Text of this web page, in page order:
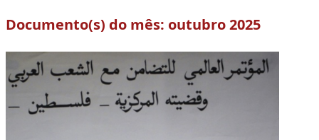
Documento(s) do mês: outubro 2025